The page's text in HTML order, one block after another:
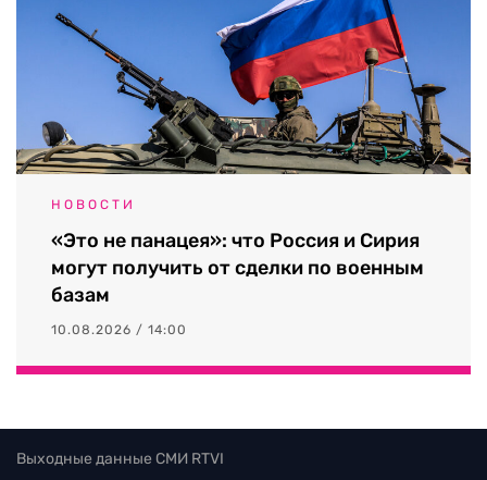
НОВОСТИ
«Это не панацея»: что Россия и Сирия
могут получить от сделки по военным
базам
10.08.2026 / 14:00
Выходные данные СМИ RTVI